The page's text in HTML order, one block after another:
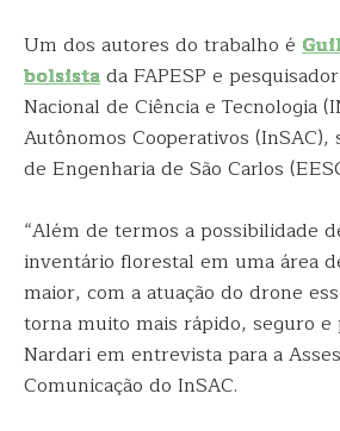
Um dos autores do trabalho é
bolsistada FAPESP e
Nacional de Ciência e Tecnologia
Autônomos Cooperativos (InSAC),
de Engenharia de São Carlos
“Além de termos a possibilidade
inventário florestal em uma área
maior, com a atuação do drone
torna muito mais rápido, seguro e
Nardari em entrevista para a
Comunicação do InSAC.